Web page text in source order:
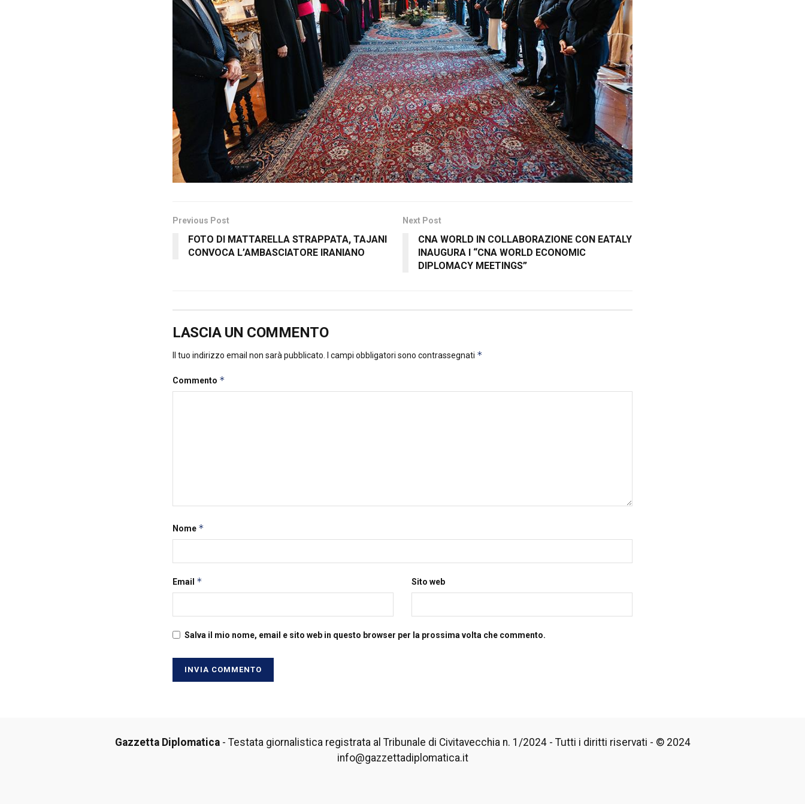
Previous Post
FOTO DI MATTARELLA STRAPPATA, TAJANI
CONVOCA L’AMBASCIATORE IRANIANO
Next Post
CNA WORLD IN COLLABORAZIONE CON EATALY
INAUGURA I “CNA WORLD ECONOMIC
DIPLOMACY MEETINGS”
LASCIA UN COMMENTO
Il tuo indirizzo email non sarà pubblicato. I campi obbligatori sono contrassegnati *
Commento *
Nome *
Email * Sito web
Salva il mio nome, email e sito web in questo browser per la prossima volta che commento.
Gazzetta Diplomatica- Testata giornalistica registrata al Tribunale di Civitavecchia n. 1/2024 - Tutti i diritti riservati - © 2024
info@gazzettadiplomatica.it